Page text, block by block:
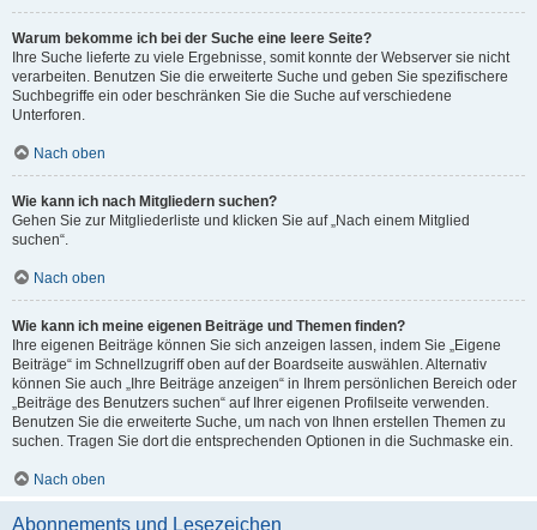
Warum bekomme ich bei der Suche eine leere Seite?
Ihre Suche lieferte zu viele Ergebnisse, somit konnte der Webserver sie nicht
verarbeiten. Benutzen Sie die erweiterte Suche und geben Sie spezifischere
Suchbegriffe ein oder beschränken Sie die Suche auf verschiedene
Unterforen.
Nach oben
Wie kann ich nach Mitgliedern suchen?
Gehen Sie zur Mitgliederliste und klicken Sie auf „Nach einem Mitglied
suchen“.
Nach oben
Wie kann ich meine eigenen Beiträge und Themen finden?
Ihre eigenen Beiträge können Sie sich anzeigen lassen, indem Sie „Eigene
Beiträge“ im Schnellzugriff oben auf der Boardseite auswählen. Alternativ
können Sie auch „Ihre Beiträge anzeigen“ in Ihrem persönlichen Bereich oder
„Beiträge des Benutzers suchen“ auf Ihrer eigenen Profilseite verwenden.
Benutzen Sie die erweiterte Suche, um nach von Ihnen erstellen Themen zu
suchen. Tragen Sie dort die entsprechenden Optionen in die Suchmaske ein.
Nach oben
Abonnements und Lesezeichen